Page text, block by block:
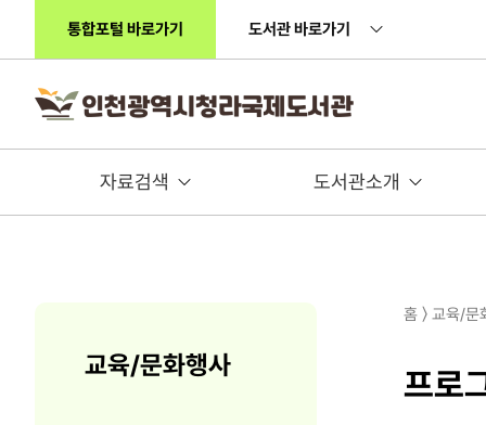
통합포털 바로가기 도서관 바로가기
자료검색 도서관소개
교육/문화행사
홈 〉 교육/문
프로